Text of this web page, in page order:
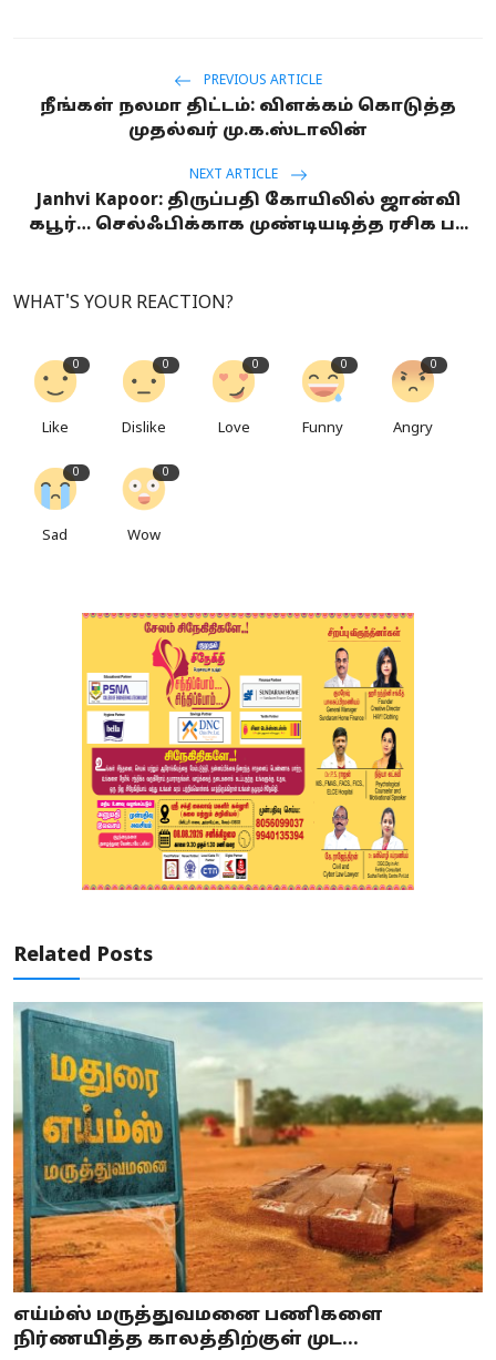
PREVIOUS ARTICLE
நீங்கள் நலமா திட்டம்: விளக்கம் கொடுத்த
முதல்வர் மு.க.ஸ்டாலின்
NEXT ARTICLE
Janhvi Kapoor: திருப்பதி கோயிலில் ஜான்வி
கபூர்… செல்ஃபிக்காக முண்டியடித்த ரசிக ப...
WHAT'S YOUR REACTION?
0
Like
0
Dislike
0
Love
0
Funny
0
Angry
0
Sad
0
Wow
Related Posts
எய்ம்ஸ் மருத்துவமனை பணிகளை
நிர்ணயித்த காலத்திற்குள் முட...